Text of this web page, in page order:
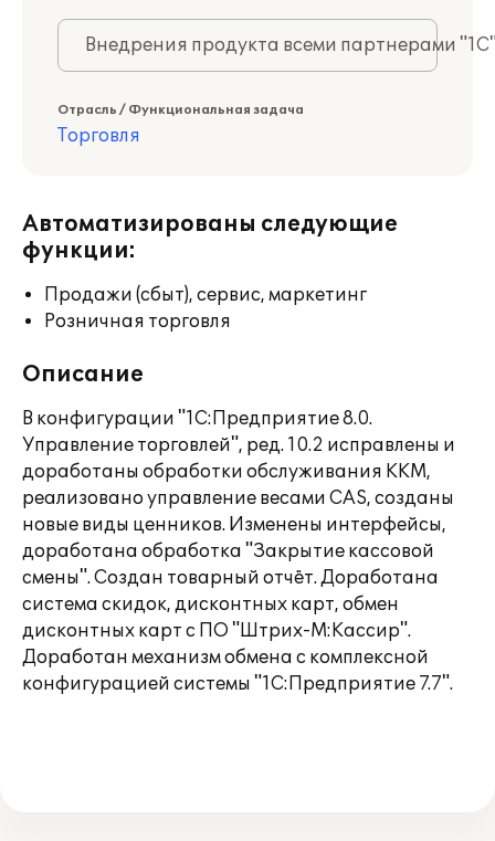
Внедрения продукта всеми партнерами
Отрасль / Функциональная задача
Торговля
Автоматизированы следующие
функции:
Продажи (сбыт), сервис, маркетинг
Розничная торговля
Описание
В конфигурации "1С:Предприятие 8.0.
Управление торговлей", ред. 10.2 исправлены и
доработаны обработки обслуживания ККМ,
реализовано управление весами CAS, созданы
новые виды ценников. Изменены интерфейсы,
доработана обработка "Закрытие кассовой
смены". Создан товарный отчёт. Доработана
система скидок, дисконтных карт, обмен
дисконтных карт с ПО "Штрих-М:Кассир".
Доработан механизм обмена с комплексной
конфигурацией системы "1С:Предприятие 7.7".